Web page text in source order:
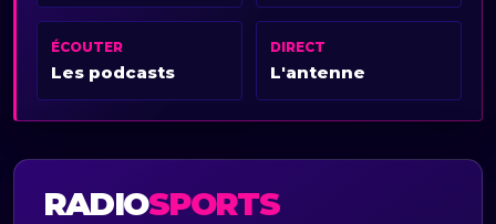
ÉCOUTER
Les podcasts
DIRECT
L'antenne
RADIOSPORTS